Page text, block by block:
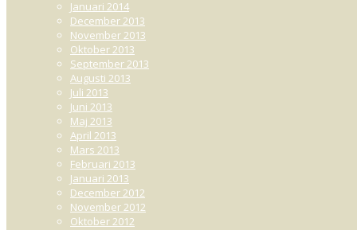
Januari 2014
December 2013
November 2013
Oktober 2013
September 2013
Augusti 2013
Juli 2013
Juni 2013
Maj 2013
April 2013
Mars 2013
Februari 2013
Januari 2013
December 2012
November 2012
Oktober 2012